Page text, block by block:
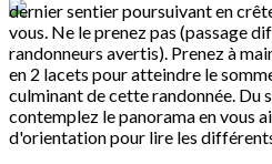
dernier sentier poursuivant en
vous. Ne le prenez pas (passage
randonneurs avertis). Prenez à
en 2 lacets pour atteindre le
culminant de cette randonnée. Du
contemplez le panorama en vous
d'orientation pour lire les